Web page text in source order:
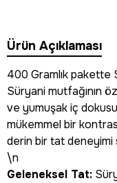
Ürün Açıklaması
400 Gramlık pakette
Süryani mutfağının
ve yumuşak iç
mükemmel bir
derin bir tat
\n
Geleneksel Tat: